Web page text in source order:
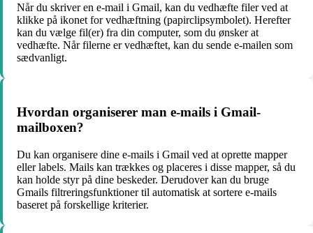
Når du skriver en e-mail i Gmail, kan du vedhæfte filer ved at
klikke på ikonet for vedhæftning (papirclipsymbolet). Herefter
kan du vælge fil(er) fra din computer, som du ønsker at
vedhæfte. Når filerne er vedhæftet, kan du sende e-mailen som
sædvanligt.
Hvordan organiserer man e-mails i Gmail-
mailboxen?
Du kan organisere dine e-mails i Gmail ved at oprette mapper
eller labels. Mails kan trækkes og placeres i disse mapper, så du
kan holde styr på dine beskeder. Derudover kan du bruge
Gmails filtreringsfunktioner til automatisk at sortere e-mails
baseret på forskellige kriterier.